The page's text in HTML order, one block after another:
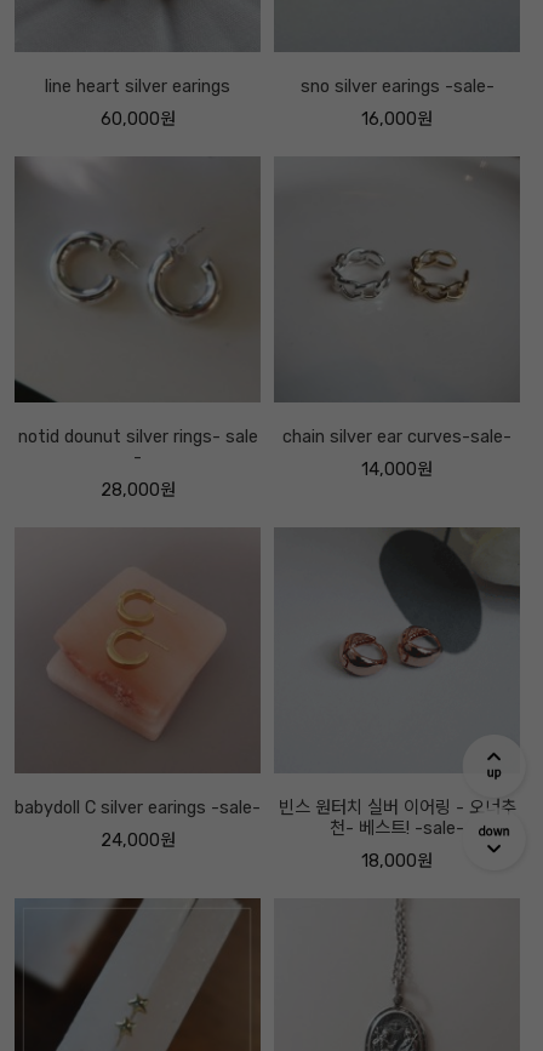
line heart silver earings
60,000원
sno silver earings -sale-
16,000원
notid dounut silver rings- sale
-
28,000원
chain silver ear curves-sale-
14,000원
babydoll C silver earings -sale-
24,000원
빈스 원터치 실버 이어링 - 오너추
천- 베스트! -sale-
18,000원